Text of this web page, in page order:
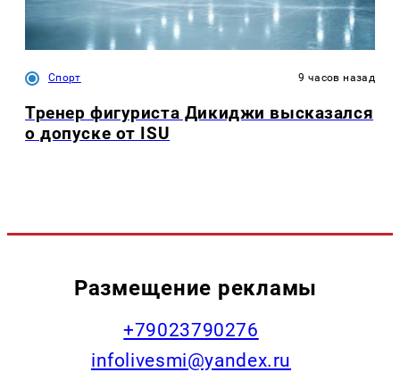
Спорт 9 часов назад
Тренер фигуриста Дикиджи высказался
о допуске от ISU
Размещение рекламы
+79023790276
infolivesmi@yandex.ru